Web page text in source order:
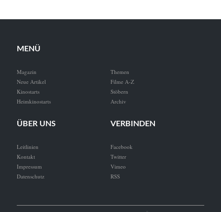
MENÜ
Magazin
Neue Artikel
Kinostarts
Heimkinostarts
Themen
Filme A-Z
Stöbern
Archiv
ÜBER UNS
Leitlinien
Kontakt
Impressum
Datenschutz
VERBINDEN
Facebook
Twitter
Vimeo
RSS